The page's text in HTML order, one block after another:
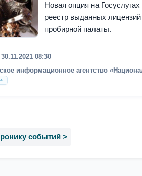
Новая опция на
реестр выданных
пробирной палаты.
30.11.2021 08:30
информационное агентство
событий >